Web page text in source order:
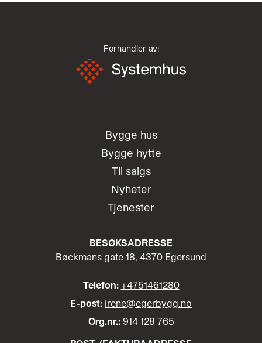
Forhandler av:
Bygge hus
Bygge hytte
Til salgs
Nyheter
Tjenester
BESØKSADRESSE
Bøckmans gate 18, 4370 Egersund
Telefon: +4751461280
E-post: irene@egerbygg.no
Org.nr.: 914 128 765